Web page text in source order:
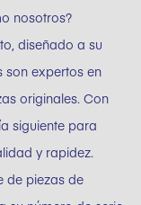
nosotros?
diseñado a su
son expertos en
originales. Con
siguiente para
y rapidez.
de piezas de